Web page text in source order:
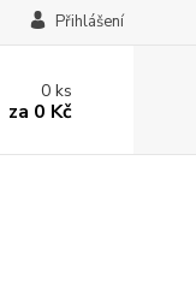
Přihlášení
0ks
za 0 Kč